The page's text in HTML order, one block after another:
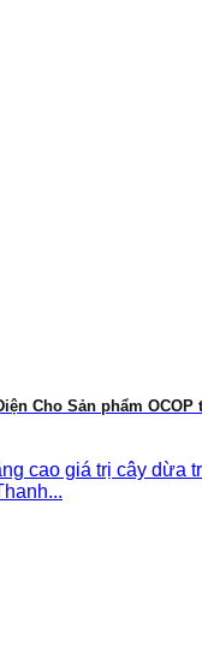
Cho Sản phẩm OCOP
cao giá trị cây dừa